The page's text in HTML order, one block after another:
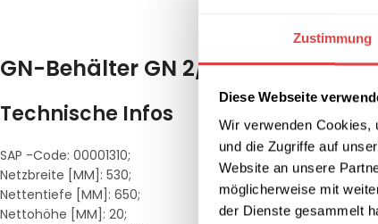
Zustimmung
Diese Webseite
Wir verwenden Cookies,
und die Zugriffe auf
Website an unsere
möglicherweise mit
der Dienste gesammelt
GN-Behälter GN 2/1 – 20 Edelstahl |
Technische Infos
SAP -Code: 00001310;
Netzbreite [MM]: 530;
Nettentiefe [MM]: 650;
Nettohöhe [MM]: 20;